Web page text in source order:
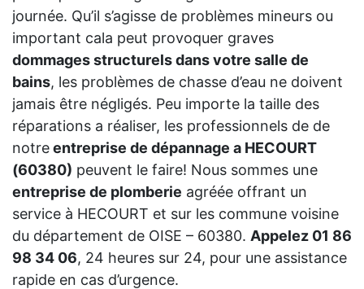
journée. Qu’il s’agisse de problèmes mineurs ou
important cala peut provoquer graves
dommages structurels dans votre salle de
bains, les problèmes de chasse d’eau ne doivent
jamais être négligés. Peu importe la taille des
réparations a réaliser, les professionnels de de
notreentreprise de dépannage a HECOURT
(60380) peuvent le faire! Nous sommes une
entreprise de plomberie agréée offrant un
service à HECOURT et sur les commune voisine
du département de OISE – 60380. Appelez 01 86
98 34 06, 24 heures sur 24, pour une assistance
rapide en cas d’urgence.